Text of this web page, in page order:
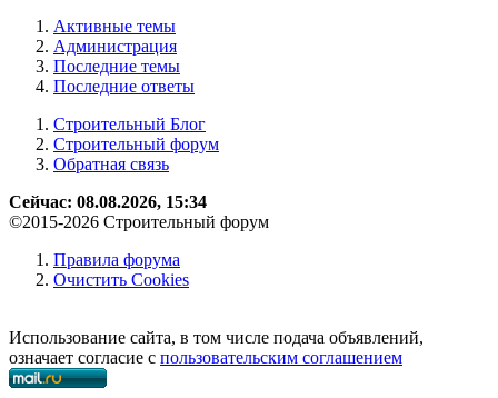
Активные темы
Администрация
Последние темы
Последние ответы
Строительный Блог
Строительный форум
Обратная связь
Сейчас: 08.08.2026, 15:34
©2015-2026 Строительный форум
Правила форума
Очистить Cookies
Использование сайта, в том числе подача объявлений,
означает согласие с пользовательским соглашением